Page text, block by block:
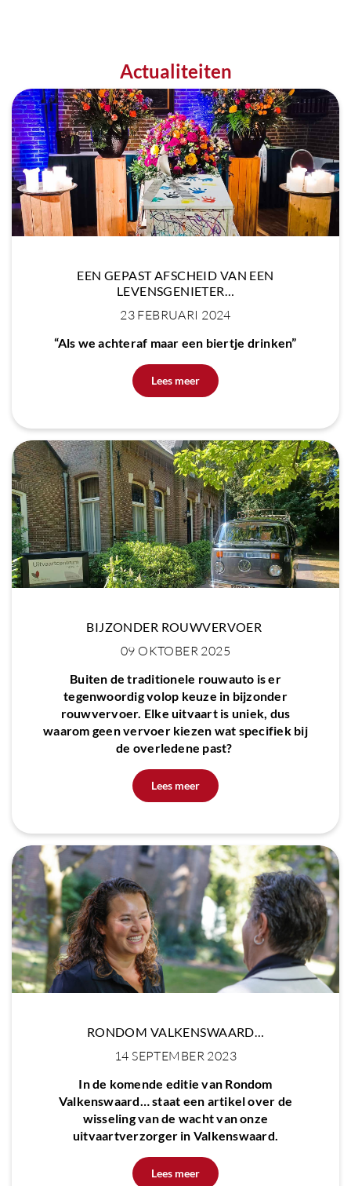
Actualiteiten
EEN GEPAST AFSCHEID VAN EEN
LEVENSGENIETER…
23 FEBRUARI 2024
“Als we achteraf maar een biertje drinken”
Lees meer
BIJZONDER ROUWVERVOER
09 OKTOBER 2025
Buiten de traditionele rouwauto is er
tegenwoordig volop keuze in bijzonder
rouwvervoer. Elke uitvaart is uniek, dus
waarom geen vervoer kiezen wat specifiek bij
de overledene past?
Lees meer
RONDOM VALKENSWAARD…
14 SEPTEMBER 2023
In de komende editie van Rondom
Valkenswaard… staat een artikel over de
wisseling van de wacht van onze
uitvaartverzorger in Valkenswaard.
Lees meer